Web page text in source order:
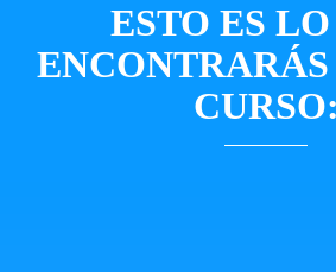
ESTO ES
ENCONTRARÁS
CURSO: